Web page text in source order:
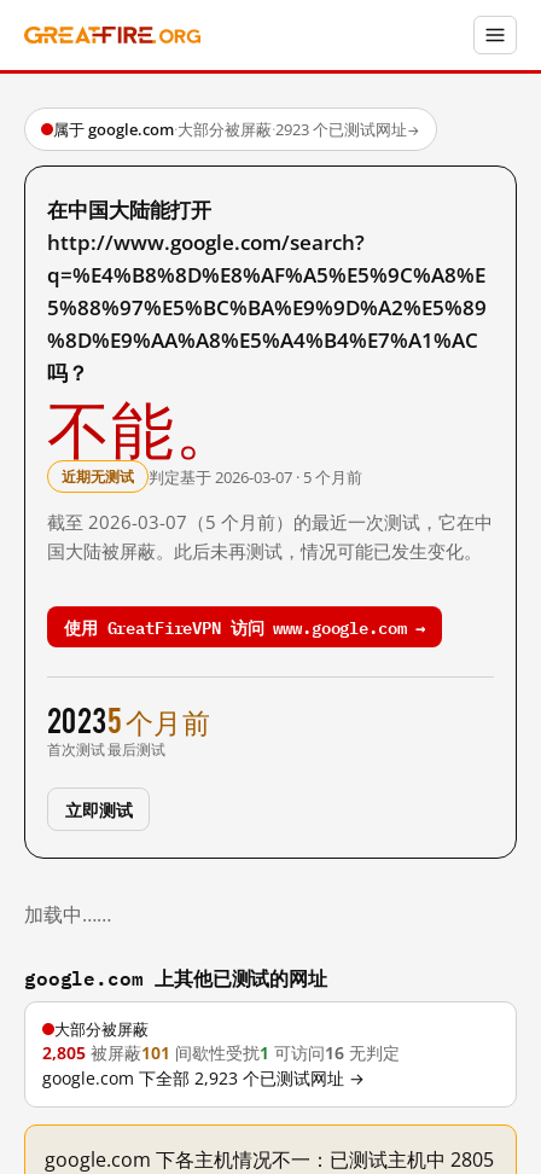
属于 google.com·大部分被屏蔽·2923 个已测试网址→
在中国大陆能打开
http://www.google.com/search?
q=%E4%B8%8D%E8%AF%A5%E5%9C%A8%E
5%88%97%E5%BC%BA%E9%9D%A2%E5%89
%8D%E9%AA%A8%E5%A4%B4%E7%A1%AC
吗？
不能。
近期无测试 判定基于 2026-03-07 · 5 个月前
截至 2026-03-07（5 个月前）的最近一次测试，它在中
国大陆被屏蔽。此后未再测试，情况可能已发生变化。
使用 GreatFireVPN 访问 www.google.com →
2023
首次测试
5 个月前
最后测试
立即测试
加载中……
google.com 上其他已测试的网址
大部分被屏蔽
2,805 被屏蔽101 间歇性受扰1 可访问16 无判定
google.com 下全部 2,923 个已测试网址 →
google.com 下各主机情况不一：已测试主机中 2805